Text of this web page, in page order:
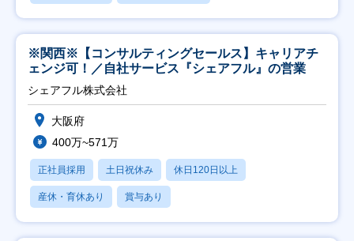
※関西※【コンサルティングセールス】キャリアチ
ェンジ可！／自社サービス『シェアフル』の営業
シェアフル株式会社
大阪府
400万~571万
正社員採用 土日祝休み 休日120日以上
産休・育休あり 賞与あり